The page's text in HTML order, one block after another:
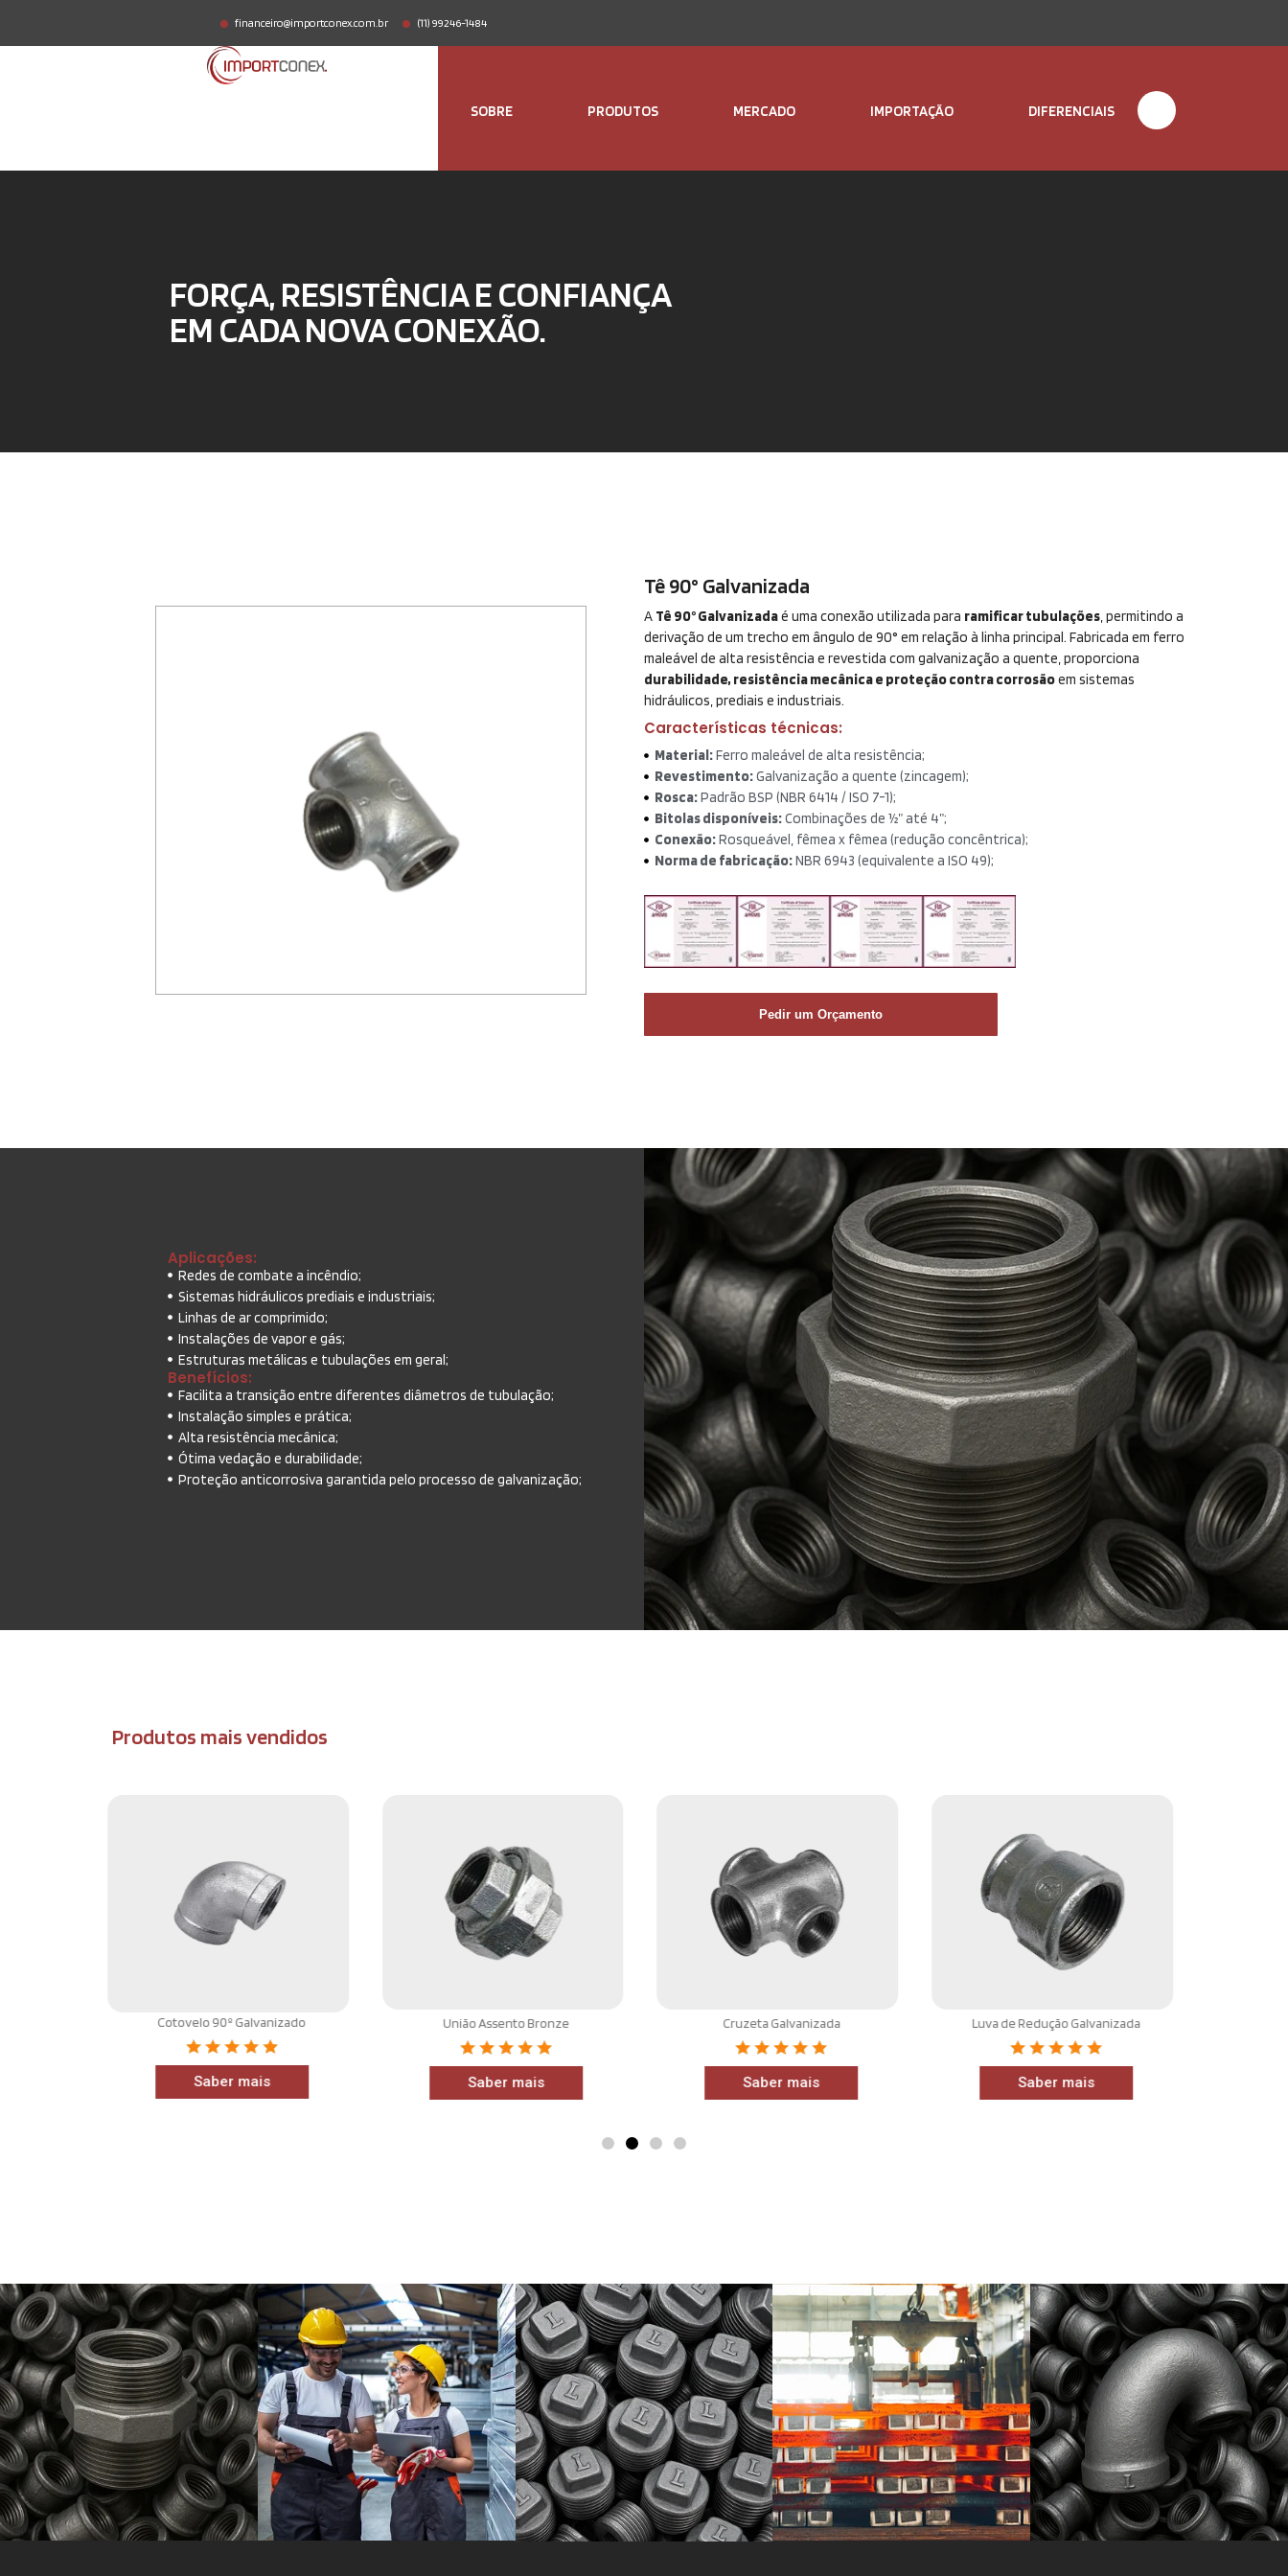
financeiro@importconex.com.br (11) 99246-1484
SOBRE PRODUTOS MERCADO IMPORTAÇÃO DIFERENCIAIS
FORÇA, RESISTÊNCIA E CONFIANÇA
EM CADA NOVA CONEXÃO.
Tê 90° Galvanizada
A Tê 90° Galvanizadaé uma conexão utilizada para ramificar tubulações, permitindo a
derivação de um trecho em ângulo de 90° em relação à linha principal. Fabricada em ferro
maleável de alta resistência e revestida com galvanização a quente, proporciona
durabilidade, resistência mecânica e proteção contra corrosãoem sistemas
hidráulicos, prediais e industriais.
Características técnicas:
Material:Ferro maleável de alta resistência;
Revestimento:Galvanização a quente (zincagem);
Rosca:Padrão BSP (NBR 6414 / ISO 7-1);
Bitolas disponíveis:Combinações de ½” até 4”;
Conexão:Rosqueável, fêmea x fêmea (redução concêntrica);
Norma de fabricação:NBR 6943 (equivalente a ISO 49);
Pedir um Orçamento
Aplicações:
Redes de combate a incêndio;
Sistemas hidráulicos prediais e industriais;
Linhas de ar comprimido;
Instalações de vapor e gás;
Estruturas metálicas e tubulações em geral;
Benefícios:
Facilita a transição entre diferentes diâmetros de tubulação;
Instalação simples e prática;
Alta resistência mecânica;
Ótima vedação e durabilidade;
Proteção anticorrosiva garantida pelo processo de galvanização;
Produtos mais vendidos
Cotovelo 90º Galvanizado
Saber mais
União Assento Bronze
Saber mais
Cruzeta Galvanizada
Saber mais
Luva de Redução Galvanizada
Saber mais